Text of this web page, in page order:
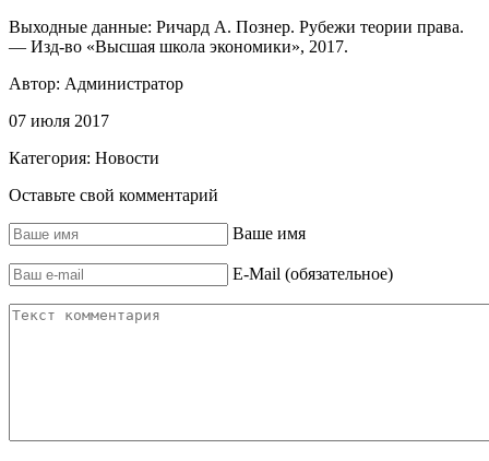
Выходные данные: Ричард А. Познер. Рубежи теории права.
— Изд-во «Высшая школа экономики», 2017.
Автор: Администратор
07 июля 2017
Категория: Новости
Оставьте свой комментарий
Ваше имя
E-Mail (обязательное)